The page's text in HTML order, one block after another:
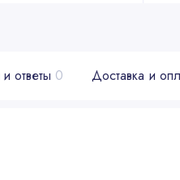
ответы 0 Доставка и